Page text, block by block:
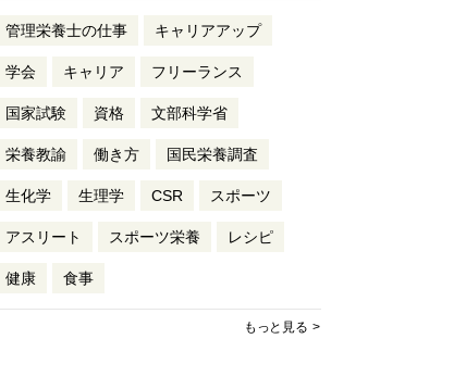
管理栄養士の仕事 キャリアアップ
学会 キャリア フリーランス
国家試験 資格 文部科学省
栄養教諭 働き方 国民栄養調査
生化学 生理学 CSR スポーツ
アスリート スポーツ栄養 レシピ
健康 食事
もっと見る